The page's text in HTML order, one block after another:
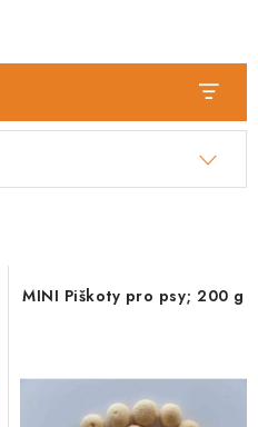
MINI Piškoty pro psy; 200 g